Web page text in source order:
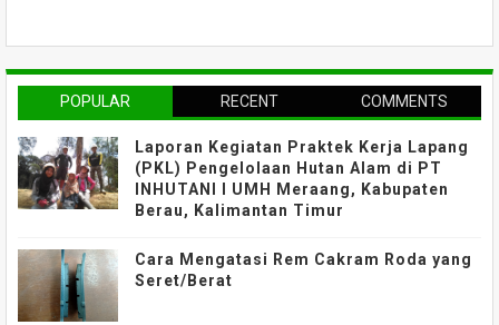
POPULAR RECENT COMMENTS
Laporan Kegiatan Praktek Kerja Lapang
(PKL) Pengelolaan Hutan Alam di PT
INHUTANI I UMH Meraang, Kabupaten
Berau, Kalimantan Timur
Cara Mengatasi Rem Cakram Roda yang
Seret/Berat